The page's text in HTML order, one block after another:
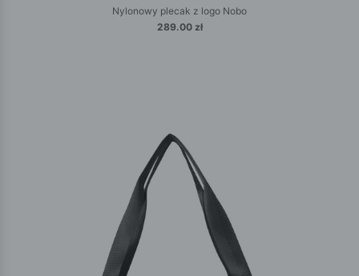
Nylonowy plecak z logo Nobo
289.00 zł